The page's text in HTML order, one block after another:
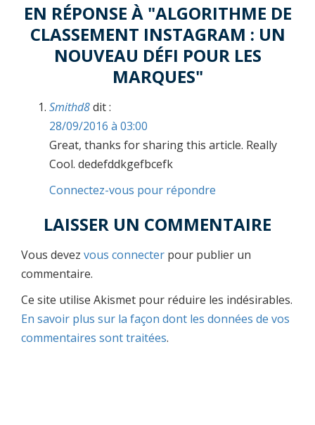
EN RÉPONSE À "ALGORITHME DE
CLASSEMENT INSTAGRAM : UN
NOUVEAU DÉFI POUR LES
MARQUES"
Smithd8dit :
28/09/2016 à 03:00
Great, thanks for sharing this article. Really
Cool. dedefddkgefbcefk
Connectez-vous pour répondre
LAISSER UN COMMENTAIRE
Vous devez vous connecter pour publier un
commentaire.
Ce site utilise Akismet pour réduire les indésirables.
En savoir plus sur la façon dont les données de vos
commentaires sont traitées.